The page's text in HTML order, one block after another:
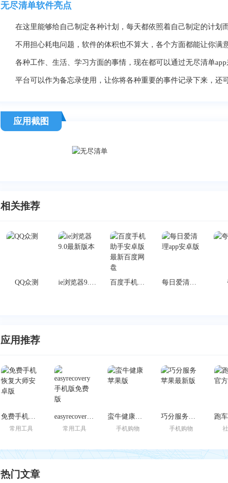
无尽清单软件亮点
在这里能够给自己制定各种计划，每天都依照着自己制定的计划
不用担心耗电问题，软件的体积也不算大，各个方面都能让你满意
各种工作、生活、学习方面的事情，现在都可以通过无尽清单app
平台可以作为备忘录使用，让你将各种重要的事件记录下来，还
应用截图
相关推荐
QQ众测 ie浏览器9.0最新版本 百度手机助手安卓版最新百度网盘 每日爱清理app安卓版
应用推荐
免费手机恢复大师安卓版
常用工具
easyrecovery手机版免费版
常用工具
蛮牛健康苹果版
手机购物
巧分服务苹果最新版
手机购物
热门文章